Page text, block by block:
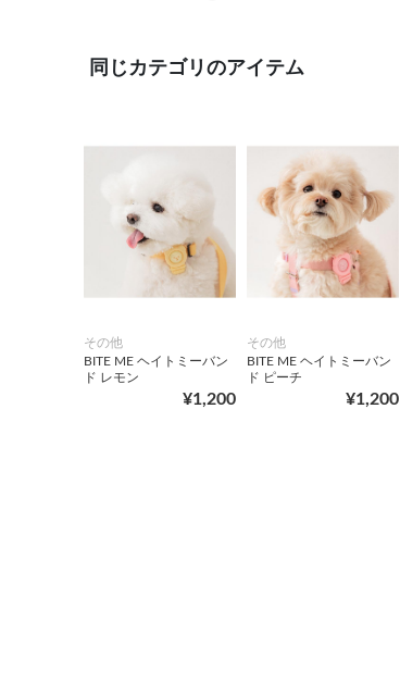
同じカテゴリのアイテム
その他
BITE ME ヘイトミーバン
ド レモン
¥1,200
その他
BITE ME ヘイトミーバン
ド ピーチ
¥1,200